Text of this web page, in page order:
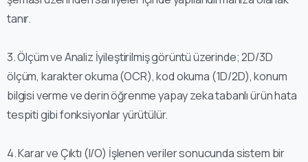
tanır.
3.⁠ ⁠Ölçüm ve Analiz İyileştirilmiş görüntü üzerinde; 2D/3D
ölçüm, karakter okuma (OCR), kod okuma (1D/2D), konum
bilgisi verme ve derin öğrenme yapay zeka tabanlı ürün hata
tespiti gibi fonksiyonlar yürütülür.
4.⁠ ⁠Karar ve Çıktı (I/O) İşlenen veriler sonucunda sistem bir